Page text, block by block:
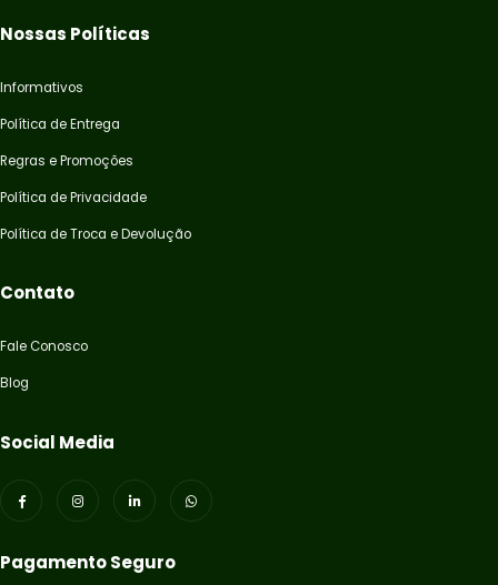
Nossas Políticas
Informativos
Política de Entrega
Regras e Promoções
Política de Privacidade
Política de Troca e Devolução
Contato
Fale Conosco
Blog
Social Media
Pagamento Seguro